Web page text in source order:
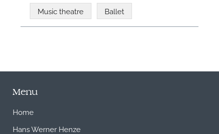
Music theatre Ballet
Menu
Home
Hans Werner Henze